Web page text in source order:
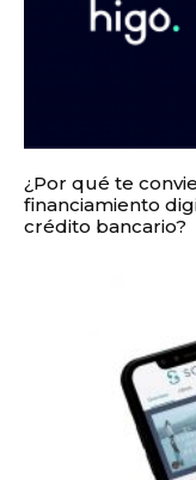
¿Por qué te
financiamiento
crédito bancario?